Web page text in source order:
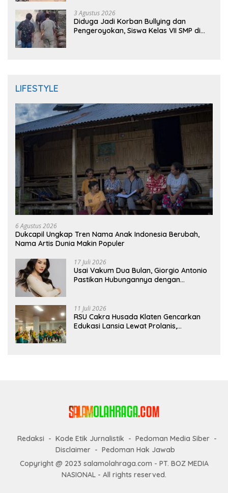
3 Agustus 2026
Diduga Jadi Korban Bullying dan
Pengeroyokan, Siswa Kelas VII SMP di
LIFESTYLE
6 Agustus 2026
Dukcapil Ungkap Tren Nama Anak Indonesia Berubah,
Nama Artis Dunia Makin Populer
17 Juli 2026
Usai Vakum Dua Bulan, Giorgio Antonio
Pastikan Hubungannya dengan
11 Juli 2026
RSU Cakra Husada Klaten Gencarkan
Edukasi Lansia Lewat Prolanis,
Redaksi Kode Etik Jurnalistik
Pedoman Media Siber
Disclaimer
Pedoman Hak Jawab
Copyright @ 2023 salamolahraga.com - PT. BOZ MEDIA
NASIONAL - All rights reserved.